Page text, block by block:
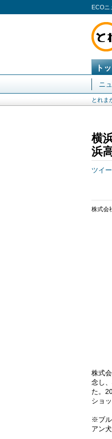
ECOニ
ト
ニ
とれま
横
浜
ツイ
株式会
株式
念し
た。
ショ
※ブル
アン